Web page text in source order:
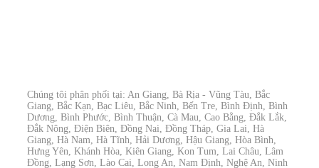
Chúng tôi phân phối tại: An Giang, Bà Rịa - Vũng Tàu, Bắc
Giang, Bắc Kạn, Bạc Liêu, Bắc Ninh, Bến Tre, Bình Định, Bình
Dương, Bình Phước, Bình Thuận, Cà Mau, Cao Bằng, Đắk Lắk,
Đắk Nông, Điện Biên, Đồng Nai, Đồng Tháp, Gia Lai, Hà
Giang, Hà Nam, Hà Tĩnh, Hải Dương, Hậu Giang, Hòa Bình,
Hưng Yên, Khánh Hòa, Kiên Giang, Kon Tum, Lai Châu, Lâm
Đồng, Lạng Sơn, Lào Cai, Long An, Nam Định, Nghệ An, Ninh